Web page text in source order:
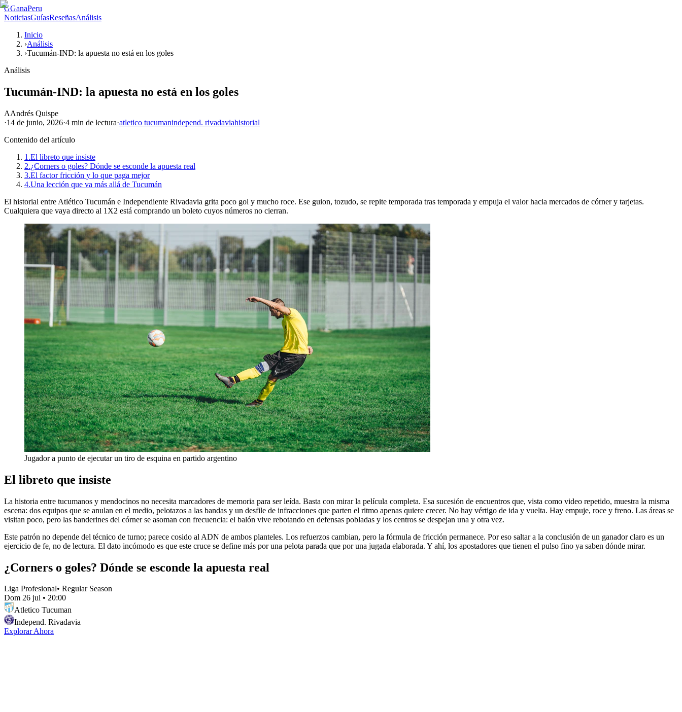
GGanaPeru
NoticiasGuíasReseñasAnálisis
Inicio
›Análisis
›Tucumán-IND: la apuesta no está en los goles
Análisis
Tucumán-IND: la apuesta no está en los goles
AAndrés Quispe
·14 de junio, 2026·4 min de lectura·atletico tucumanindepend. rivadaviahistorial
Contenido del artículo
1.El libreto que insiste
2.¿Corners o goles? Dónde se esconde la apuesta real
3.El factor fricción y lo que paga mejor
4.Una lección que va más allá de Tucumán
El historial entre Atlético Tucumán e Independiente Rivadavia grita poco gol y mucho roce. Ese guion, tozudo, se repite temporada tras temporada y empuja el valor hacia mercados de córner y tarjetas.
Cualquiera que vaya directo al 1X2 está comprando un boleto cuyos números no cierran.
Jugador a punto de ejecutar un tiro de esquina en partido argentino
El libreto que insiste
La historia entre tucumanos y mendocinos no necesita marcadores de memoria para ser leída. Basta con mirar la película completa. Esa sucesión de encuentros que, vista como video repetido, muestra la misma
escena: dos equipos que se anulan en el medio, pelotazos a las bandas y un desfile de infracciones que parten el ritmo apenas quiere crecer. No hay vértigo de ida y vuelta. Hay empuje, roce y freno. Las áreas se
visitan poco, pero las banderines del córner se asoman con frecuencia: el balón vive rebotando en defensas pobladas y los centros se despejan una y otra vez.
Este patrón no depende del técnico de turno; parece cosido al ADN de ambos planteles. Los refuerzos cambian, pero la fórmula de fricción permanece. Por eso saltar a la conclusión de un ganador claro es un
ejercicio de fe, no de lectura. El dato incómodo es que este cruce se define más por una pelota parada que por una jugada elaborada. Y ahí, los apostadores que tienen el pulso fino ya saben dónde mirar.
¿Corners o goles? Dónde se esconde la apuesta real
Liga Profesional• Regular Season
Dom 26 jul • 20:00
Atletico Tucuman
Independ. Rivadavia
Explorar Ahora